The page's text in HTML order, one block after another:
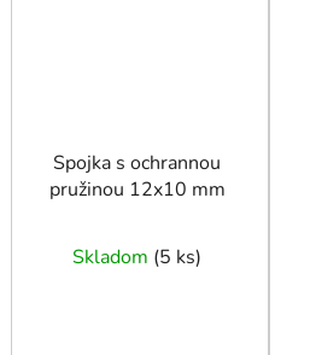
Spojka s ochrannou
pružinou 12x10 mm
Skladom (5 ks)